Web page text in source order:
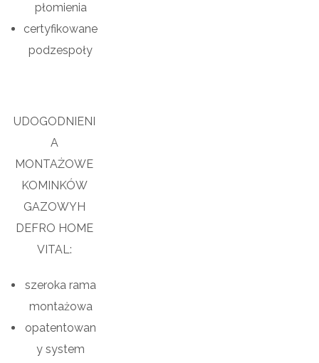
płomienia
certyfikowane
podzespoły
UDOGODNIENI
A
MONTAŻOWE
KOMINKÓW
GAZOWYH
DEFRO HOME
VITAL:
szeroka rama
montażowa
opatentowan
y system